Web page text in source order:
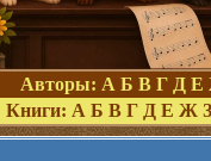
Авторы: А Б В Г Д Е
Книги: А Б В Г Д Е Ж З